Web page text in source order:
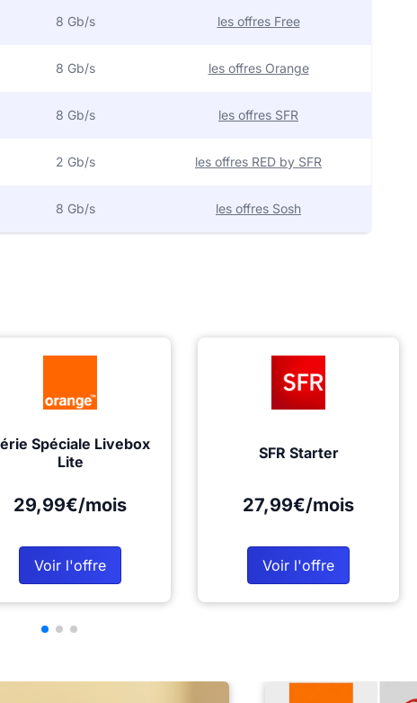
8 Gb/s les offres Free
8 Gb/s les offres Orange
8 Gb/s les offres SFR
2 Gb/s les offres RED by SFR
8 Gb/s les offres Sosh
Spéciale Livebox
Lite
29,99€/mois
Voir l'offre
SFR Starter
27,99€/mois
Voir l'offre